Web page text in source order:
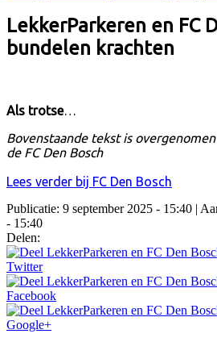
LekkerParkeren en FC
bundelen krachten
Als trotse…
Bovenstaande tekst is
de FC Den Bosch
Lees verder bij FC Den Bosch
Publicatie: 9 september 2025 - 15:40 |
- 15:40
Delen: